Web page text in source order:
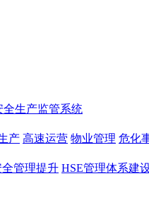
全生产监管系统
产 高速运营 物业管理 危化
全管理提升 HSE管理体系建